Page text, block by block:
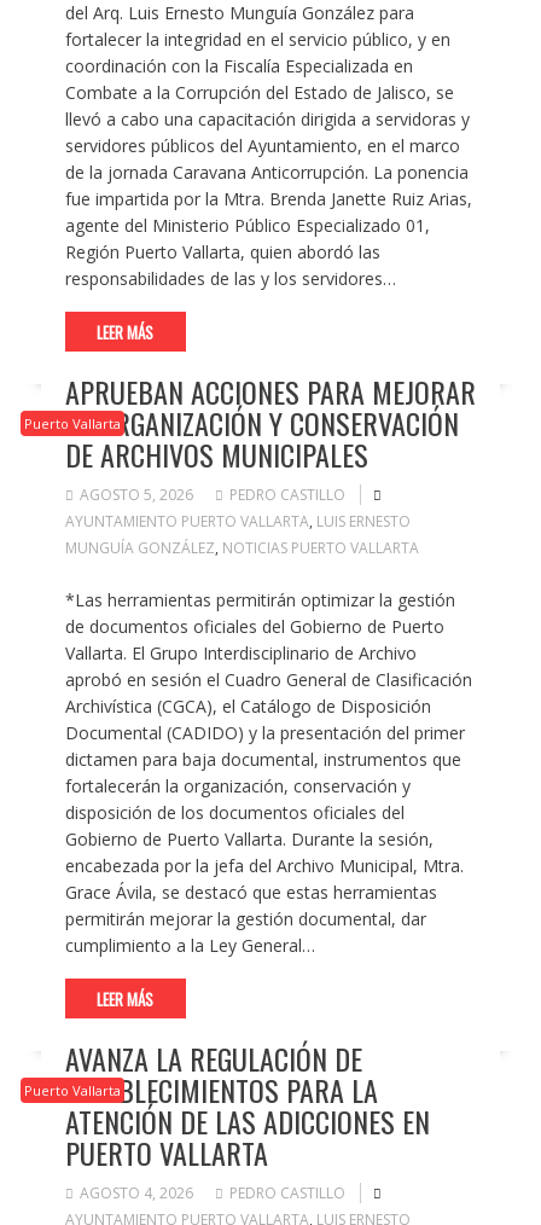
del Arq. Luis Ernesto Munguía González para
fortalecer la integridad en el servicio público, y en
coordinación con la Fiscalía Especializada en
Combate a la Corrupción del Estado de Jalisco, se
llevó a cabo una capacitación dirigida a servidoras y
servidores públicos del Ayuntamiento, en el marco
de la jornada Caravana Anticorrupción. La ponencia
fue impartida por la Mtra. Brenda Janette Ruiz Arias,
agente del Ministerio Público Especializado 01,
Región Puerto Vallarta, quien abordó las
responsabilidades de las y los servidores…
LEER MÁS
Puerto Vallarta
APRUEBAN ACCIONES PARA MEJORAR
LA ORGANIZACIÓN Y CONSERVACIÓN
DE ARCHIVOS MUNICIPALES
AGOSTO 5, 2026
PEDRO CASTILLO
AYUNTAMIENTO PUERTO VALLARTA, LUIS ERNESTO
MUNGUÍA GONZÁLEZ, NOTICIAS PUERTO VALLARTA
*Las herramientas permitirán optimizar la gestión
de documentos oficiales del Gobierno de Puerto
Vallarta. El Grupo Interdisciplinario de Archivo
aprobó en sesión el Cuadro General de Clasificación
Archivística (CGCA), el Catálogo de Disposición
Documental (CADIDO) y la presentación del primer
dictamen para baja documental, instrumentos que
fortalecerán la organización, conservación y
disposición de los documentos oficiales del
Gobierno de Puerto Vallarta. Durante la sesión,
encabezada por la jefa del Archivo Municipal, Mtra.
Grace Ávila, se destacó que estas herramientas
permitirán mejorar la gestión documental, dar
cumplimiento a la Ley General…
LEER MÁS
Puerto Vallarta
AVANZA LA REGULACIÓN DE
ESTABLECIMIENTOS PARA LA
ATENCIÓN DE LAS ADICCIONES EN
PUERTO VALLARTA
AGOSTO 4, 2026
PEDRO CASTILLO
AYUNTAMIENTO PUERTO VALLARTA, LUIS ERNESTO